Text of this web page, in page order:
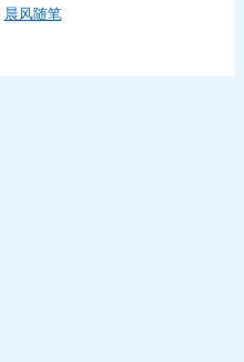
晨风随笔